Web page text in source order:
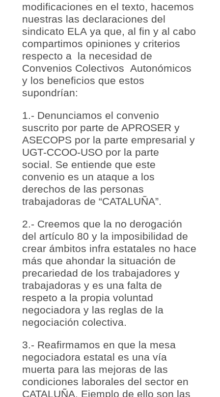
modificaciones en el texto, hacemos
nuestras las declaraciones del
sindicato ELA ya que, al fin y al cabo
compartimos opiniones y criterios
respecto a la necesidad de
Convenios Colectivos Autonómicos
y los beneficios que estos
supondrían:
1.- Denunciamos el convenio
suscrito por parte de APROSER y
ASECOPS por la parte empresarial y
UGT-CCOO-USO por la parte
social. Se entiende que este
convenio es un ataque a los
derechos de las personas
trabajadoras de “CATALUÑA”.
2.- Creemos que la no derogación
del artículo 80 y la imposibilidad de
crear ámbitos infra estatales no hace
más que ahondar la situación de
precariedad de los trabajadores y
trabajadoras y es una falta de
respeto a la propia voluntad
negociadora y las reglas de la
negociación colectiva.
3.- Reafirmamos en que la mesa
negociadora estatal es una vía
muerta para las mejoras de las
condiciones laborales del sector en
CATALUÑA. Ejemplo de ello son las